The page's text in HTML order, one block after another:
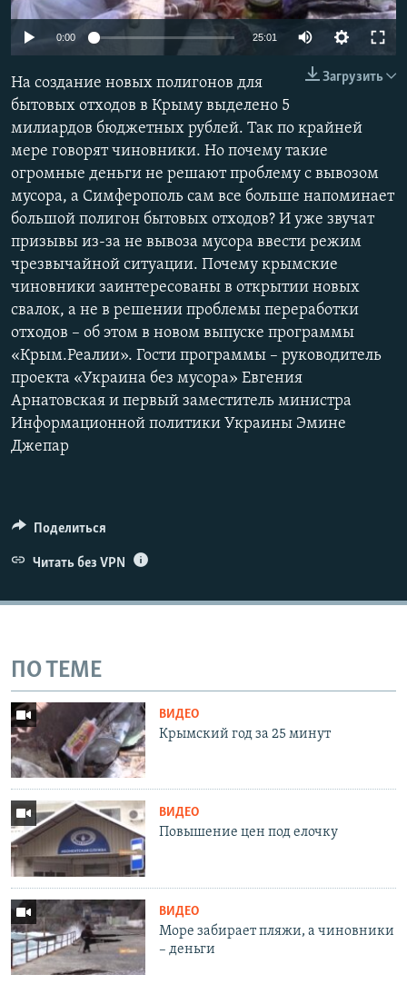
ПОБЕДИТЕЛЕЙ НЕ СУДЯТ?
ELIFBE
УКРАИНСКАЯ ПРОБЛЕМА КРЫМА
ПРИСОЕДИНЯЙТЕСЬ!
Все сайты RFE/RL
0:00 25:01
Загрузить
На создание новых полигонов для
бытовых отходов в Крыму выделено 5
милиардов бюджетных рублей. Так по крайней
мере говорят чиновники. Но почему такие
огромные деньги не решают проблему с вывозом
мусора, а Симферополь сам все больше напоминает
большой полигон бытовых отходов? И уже звучат
призывы из-за не вывоза мусора ввести режим
чрезвычайной ситуации. Почему крымские
чиновники заинтересованы в открытии новых
свалок, а не в решении проблемы переработки
отходов – об этом в новом выпуске программы
«Крым.Реалии». Гости программы – руководитель
проекта «Украина без мусора» Евгения
Арнатовская и первый заместитель министра
Информационной политики Украины Эмине
Джепар
Поделиться
Читать без VPN
ПО ТЕМЕ
ВИДЕО
Крымский год за 25 минут
ВИДЕО
Повышение цен под елочку
ВИДЕО
Море забирает пляжи, а чиновники
– деньги